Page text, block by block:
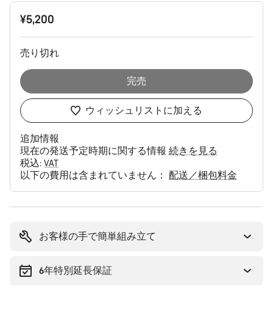
製
¥5,200
売り切れ
完売
ウィッシュリストに加える
追加情報
現在の発送予定時期に関する情報 続きを見る
税込: VAT
以下の費用は含まれていません： 配送／梱包料金
お客様の手で簡単組み立て
6年特別延長保証